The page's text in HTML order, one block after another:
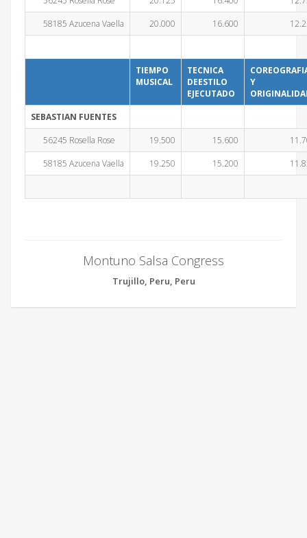
58185 Azucena Vaella
20.000 16.600
TIEMPO
MUSICAL
TECNICA
DEESTILO
EJECUTADO
Y
SEBASTIAN FUENTES
56245 Rosella Rose
19.500 15.600
58185 Azucena Vaella
19.250 15.200
Montuno Salsa Congress
Trujillo, Peru, Peru